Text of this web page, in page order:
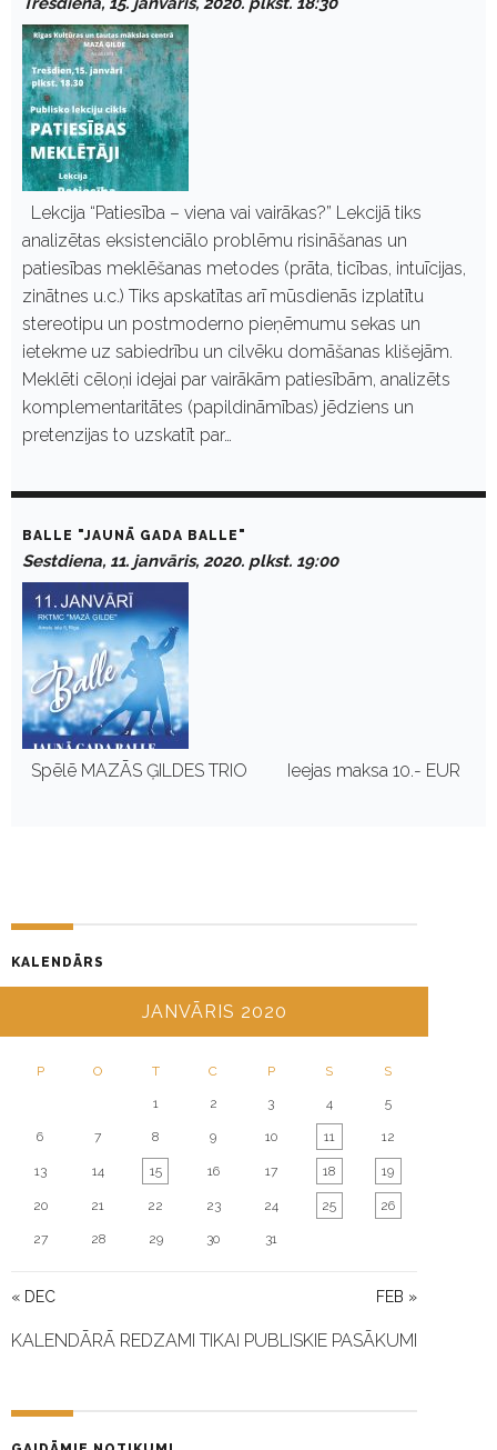
Lekcija “Patiesība – viena vai vairākas?” Lekcijā tiks
analizētas eksistenciālo problēmu risināšanas un
patiesības meklēšanas metodes (prāta, ticības, intuīcijas,
zinātnes u.c.) Tiks apskatītas arī mūsdienās izplatītu
stereotipu un postmoderno pieņēmumu sekas un
ietekme uz sabiedrību un cilvēku domāšanas klišejām.
Meklēti cēloņi idejai par vairākām patiesībām, analizēts
komplementaritātes (papildināmības) jēdziens un
pretenzijas to uzskatīt par…
BALLE "JAUNĀ GADA BALLE"
Sestdiena, 11. janvāris, 2020. plkst. 19:00
Spēlē MAZĀS ĢILDES TRIO Ieejas maksa 10.- EUR
KALENDĀRS
JANVĀRIS 2020
P O T C P S S
« DEC FEB »
1 2 3 4 5
6 7 8 9 10 11 12
13 14 15 16 17 18 19
20 21 22 23 24 25 26
27 28 29 30 31
KALENDĀRĀ REDZAMI TIKAI PUBLISKIE PASĀKUMI